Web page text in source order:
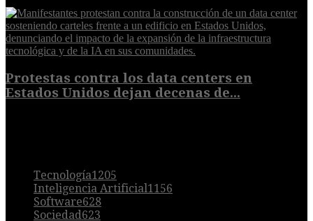
Protestas contra los data centers en
Estados Unidos dejan decenas de...
Tecnología1205
Inteligencia Artificial1156
Software628
Sociedad623